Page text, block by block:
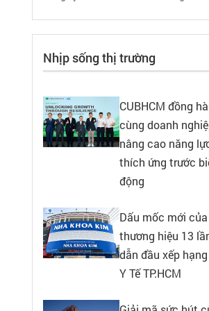
Nhịp sống thị trường
CUBHCM đồng
cùng doanh
nâng cao năng
thích ứng trước
động
Dấu mốc mới của
thương hiệu 13
dẫn đầu xếp
Y Tế TP.HCM